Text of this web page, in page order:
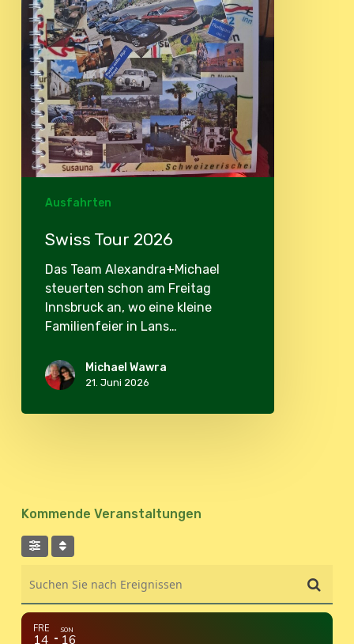
Ausfahrten
Swiss Tour 2026
Das Team Alexandra+Michael
steuerten schon am Freitag
Innsbruck an, wo eine kleine
Familienfeier in Lans…
Michael Wawra
21. Juni 2026
Kommende Veranstaltungen
FRE
14
SON
16